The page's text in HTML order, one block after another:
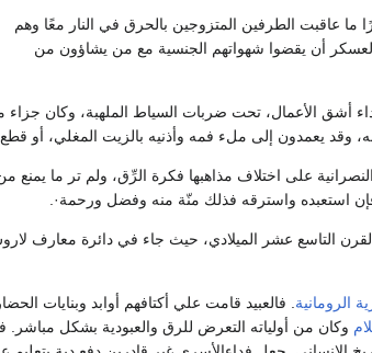
ما عاقبت الطرفين المتزوجين بالحرق في النار معًا وهم
أن يقضوا شهواتهم الجنسية مع من يشاؤون من
أشق الأعمال، تحت ضربات السياط الملهبة، وكان
يعمدون إلى ملء فمه وأذنيه بالزيت المغلي، أو قطع
على اختلاف مذاهبها فكرة الرِّق، ولم تر ما
استعبده واسترقه فذلك منّة منه وفضل ورحمة·.
التاسع عشر الميلادي، حيث جاء في دائرة معارف
الرومانية . فالعبيد قامت علي أكتافهم أوابد وبنايات
وكان من أولياته التعرض للرق والعبودية بشكل مباشر.